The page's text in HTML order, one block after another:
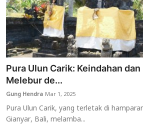
Pura Ulun Carik: Keindahan
Melebur de...
Gung Hendra Mar 1, 2025
Pura Ulun Carik, yang terletak di
Gianyar, Bali, melamba...